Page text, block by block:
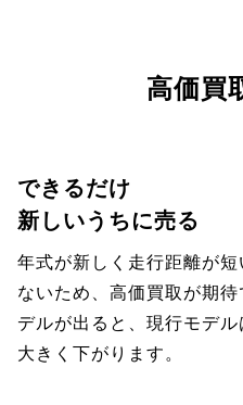
高価買
できるだけ
新しいうちに売る
年式が新しく走行距離が
ないため、高価買取が期
デルが出ると、現行モデ
大きく下がります。